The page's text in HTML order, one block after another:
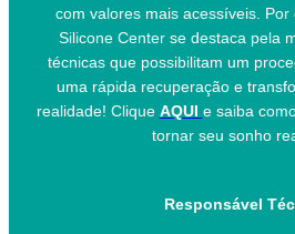
com valores mais acessíveis.
Silicone Center se destaca pela
técnicas que possibilitam um
uma rápida recuperação e
realidade! Clique AQUI e saiba
tornar seu sonho
Responsável